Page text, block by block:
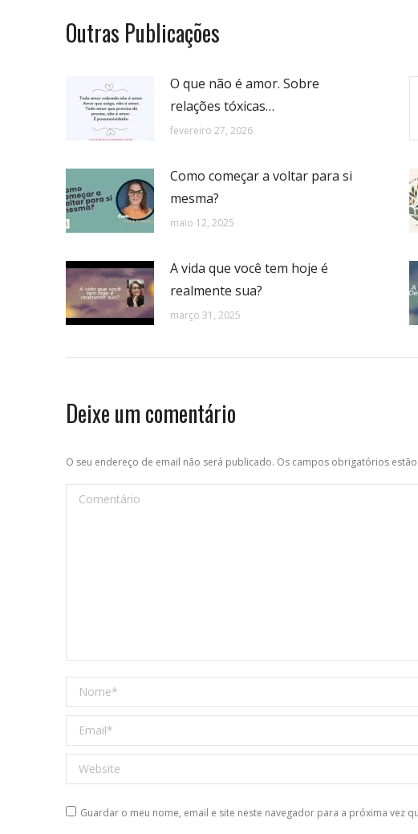
Outras Publicações
O que não é amor. Sobre
relações tóxicas…
fevereiro 27, 2026
Como começar a voltar para si
mesma?
maio 12, 2025
A vida que você tem hoje é
realmente sua?
março 31, 2025
Deixe um comentário
O seu endereço de email não será publicado. Os campos obrigatórios
Comentário
Nome *
Email *
Website
Guardar o meu nome, email e site neste navegador para a próxima vez